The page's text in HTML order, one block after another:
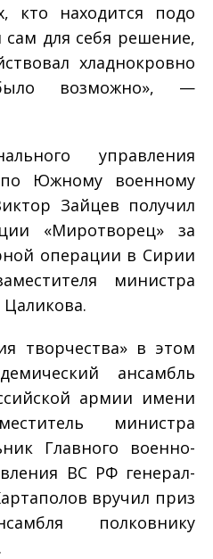
кто находится подо
для себя решение,
хладнокровно
возможно», —
управления
Южному военному
Зайцев получил
«Миротворец» за
операции в Сирии
министра
творчества» в этом
ансамбль
армии имени
министра
Главного военно-
ВС РФ генерал-
вручил приз
полковнику